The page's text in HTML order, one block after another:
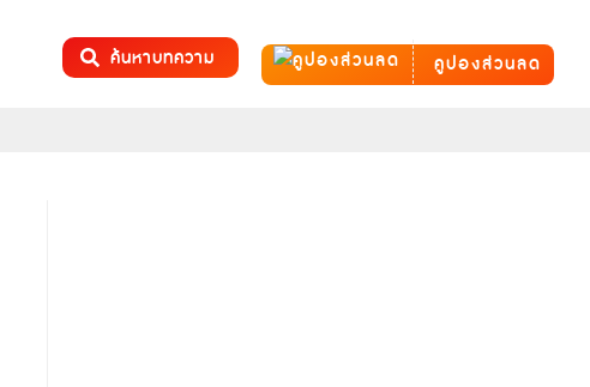
ค้นหาบทความ คูปองส่วนลด